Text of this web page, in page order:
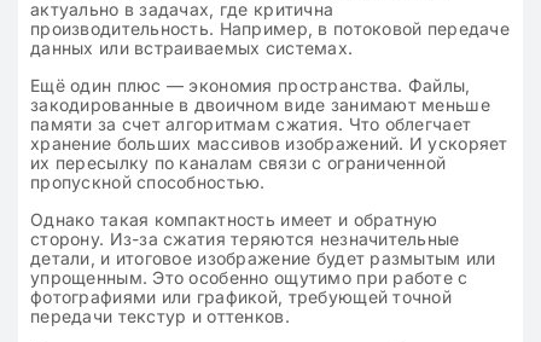
актуально в задачах, где критична
производительность. Например, в потоковой передаче
данных или встраиваемых системах.
Ещё один плюс — экономия пространства. Файлы,
закодированные в двоичном виде занимают меньше
памяти за счет алгоритмам сжатия. Что облегчает
хранение больших массивов изображений. И ускоряет
их пересылку по каналам связи с ограниченной
пропускной способностью.
Однако такая компактность имеет и обратную
сторону. Из-за сжатия теряются незначительные
детали, и итоговое изображение будет размытым или
упрощенным. Это особенно ощутимо при работе с
фотографиями или графикой, требующей точной
передачи текстур и оттенков.